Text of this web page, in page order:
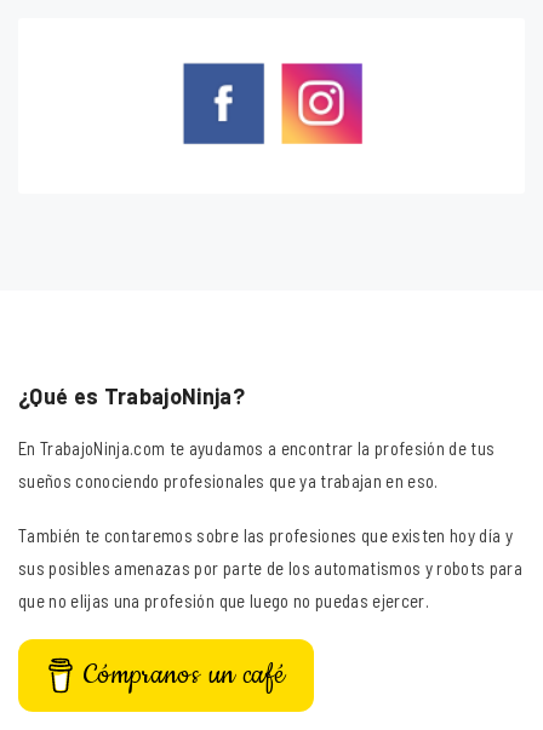
¿Qué es TrabajoNinja?
En TrabajoNinja.com te ayudamos a encontrar la profesión de tus
sueños conociendo profesionales que ya trabajan en eso.
También te contaremos sobre las profesiones que existen hoy día y
sus posibles amenazas por parte de los automatismos y robots para
que no elijas una profesión que luego no puedas ejercer.
Cómpranos un café